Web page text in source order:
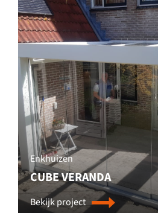
Enkhuizen
CUBE VERANDA
Bekijk project